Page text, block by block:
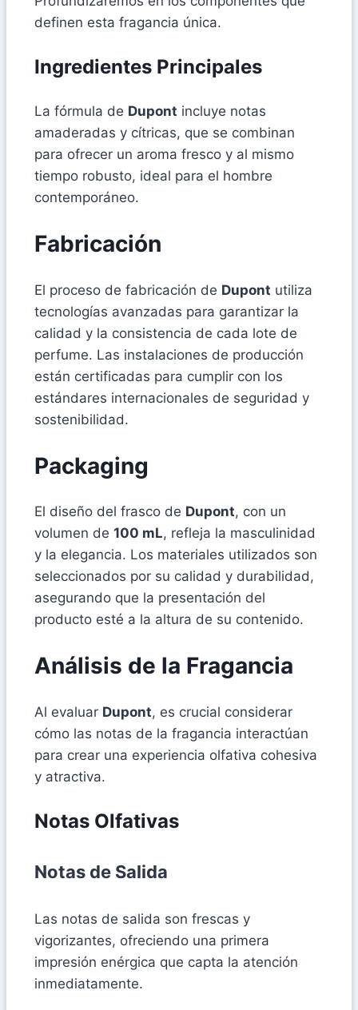
definen esta fragancia única.
Ingredientes Principales
La fórmula de Dupont incluye notas
amaderadas y cítricas, que se combinan
para ofrecer un aroma fresco y al mismo
tiempo robusto, ideal para el hombre
contemporáneo.
Fabricación
El proceso de fabricación de Dupont utiliza
tecnologías avanzadas para garantizar la
calidad y la consistencia de cada lote de
perfume. Las instalaciones de producción
están certificadas para cumplir con los
estándares internacionales de seguridad y
sostenibilidad.
Packaging
El diseño del frasco de Dupont, con un
volumen de 100 mL, refleja la masculinidad
y la elegancia. Los materiales utilizados son
seleccionados por su calidad y durabilidad,
asegurando que la presentación del
producto esté a la altura de su contenido.
Análisis de la Fragancia
Al evaluar Dupont, es crucial considerar
cómo las notas de la fragancia interactúan
para crear una experiencia olfativa cohesiva
y atractiva.
Notas Olfativas
Notas de Salida
Las notas de salida son frescas y
vigorizantes, ofreciendo una primera
impresión enérgica que capta la atención
inmediatamente.